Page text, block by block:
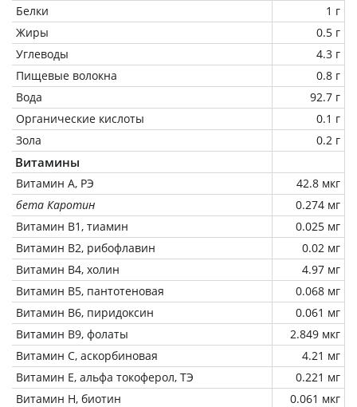
Белки
1 г
Жиры
0.5 г
Углеводы
4.3 г
Пищевые волокна
0.8 г
Вода
92.7 г
Органические кислоты
0.1 г
Зола
0.2 г
Витамины
Витамин А, РЭ
42.8 мкг
бета Каротин
0.274 мг
Витамин В1, тиамин
0.025 мг
Витамин В2, рибофлавин
0.02 мг
Витамин В4, холин
4.97 мг
Витамин В5, пантотеновая
0.068 мг
Витамин В6, пиридоксин
0.061 мг
Витамин В9, фолаты
2.849 мкг
Витамин C, аскорбиновая
4.21 мг
Витамин Е, альфа токоферол, ТЭ
0.221 мг
Витамин Н, биотин
0.061 мкг